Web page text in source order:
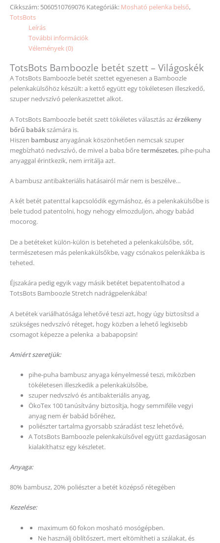
Cikkszám: 5060510769076 Kategóriák: Mosható pelenka belső,
TotsBots
Leírás
További információk
Vélemények (0)
TotsBots Bamboozle betét szett – Világoskék
A TotsBots Bamboozle betét szettet egyenesen a Bamboozle
pelenkakülsőhöz készült: a kettő együtt egy tökéletesen illeszkedő,
szuper nedvszívó pelenkaszettet alkot.
A TotsBots Bamboozle betét szett tökéletes választás azérzékeny
bőrű babákszámára is.
Hiszen bambuszanyagának köszönhetően nemcsak szuper
megbízható nedvszívó, de mivel a baba bőretermészetes, pihe-puha
anyaggal érintkezik, nem irritálja azt.
A bambusz antibakteriális hatásairól már nem is beszélve…
A két betét patenttal kapcsolódik egymáshoz, és a pelenkakülsőbe is
bele tudod patentolni, hogy nehogy elmozduljon, ahogy babád
mocorog.
De a betéteket külön-külön is beteheted a pelenkakülsőbe, sőt,
természetesen más pelenkakülsőkbe, vagy csónakos pelenkákba is
teheted.
Éjszakára pedig egyik vagy másik betétet bepatentolhatod a
TotsBots Bamboozle Stretch nadrágpelenkába!
A betétek variálhatósága lehetővé teszi azt, hogy úgy biztosítsd a
szükséges nedvszívó réteget, hogy közben a lehető legkisebb
csomagot képezze a pelenka a babapopsin!
Amiért szeretjük:
pihe-puha bambusz anyaga kényelmessé teszi, miközben
tökéletesen illeszkedik a pelenkakülsőbe,
szuper nedvszívó és antibakteriális anyag,
ÖkoTex 100 tanúsítvány biztosítja, hogy semmiféle vegyi
anyag nem ér babád bőréhez,
poliészter tartalma gyorsabb száradást tesz lehetővé,
A TotsBots Bamboozle pelenkakülsővel együtt gazdaságosan
kialakíthatsz egy készletet.
Anyaga:
80% bambusz, 20% poliészter a betét középső rétegében
Kezelése:
maximum 60 fokon mosható mosógépben.
Ne használj öblítőszert, mert eltömítheti a szálakat, és